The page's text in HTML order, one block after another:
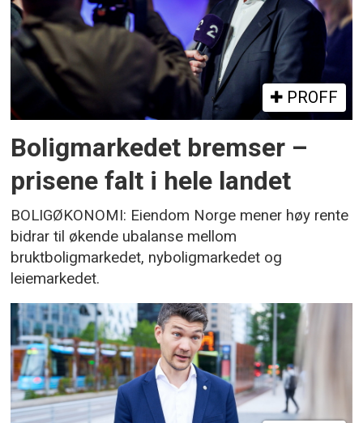
PROFF
Boligmarkedet bremser –
prisene falt i hele landet
BOLIGØKONOMI: Eiendom Norge mener høy rente
bidrar til økende ubalanse mellom
bruktboligmarkedet, nyboligmarkedet og
leiemarkedet.